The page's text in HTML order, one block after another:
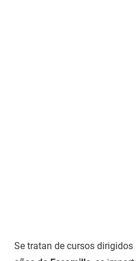
Se tratan de cursos dirigidos